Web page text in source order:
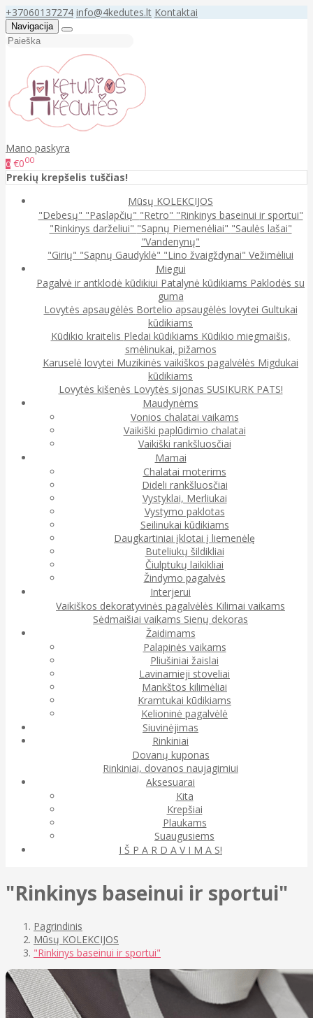
+37060137274 info@4kedutes.lt Kontaktai
Navigacija
Mano paskyra
0 €000
Prekių krepšelis tuščias!
Mūsų KOLEKCIJOS
"Debesų" "Paslapčių" "Retro" "Rinkinys baseinui ir sportui"
"Rinkinys darželiui" "Sapnų Piemenėliai" "Saulės lašai"
"Vandenynų"
"Girių" "Sapnų Gaudyklė" "Lino žvaigždynai" Vežimėliui
Miegui
Pagalvė ir antklodė kūdikiui Patalynė kūdikiams Paklodės su
guma
Lovytės apsaugėlės Bortelio apsaugėlės lovytei Gultukai
kūdikiams
Kūdikio kraitelis Pledai kūdikiams Kūdikio miegmaišis,
smėlinukai, pižamos
Karuselė lovytei Muzikinės vaikiškos pagalvėlės Migdukai
kūdikiams
Lovytės kišenės Lovytės sijonas SUSIKURK PATS!
Maudynėms
Vonios chalatai vaikams
Vaikiški paplūdimio chalatai
Vaikiški rankšluosčiai
Mamai
Chalatai moterims
Dideli rankšluosčiai
Vystyklai, Merliukai
Vystymo paklotas
Seilinukai kūdikiams
Daugkartiniai įklotai į liemenėlę
Buteliukų šildikliai
Čiulptukų laikikliai
Žindymo pagalvės
Interjerui
Vaikiškos dekoratyvinės pagalvėlės Kilimai vaikams
Sėdmaišiai vaikams Sienų dekoras
Žaidimams
Palapinės vaikams
Pliušiniai žaislai
Lavinamieji stoveliai
Mankštos kilimėliai
Kramtukai kūdikiams
Kelioninė pagalvėlė
Siuvinėjimas
Rinkiniai
Dovanų kuponas
Rinkiniai, dovanos naujagimiui
Aksesuarai
Kita
Krepšiai
Plaukams
Suaugusiems
I Š P A R D A V I M A S!
"Rinkinys baseinui ir sportui"
Pagrindinis
Mūsų KOLEKCIJOS
"Rinkinys baseinui ir sportui"